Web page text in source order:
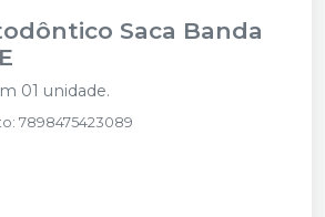
Saca Banda
01 unidade.
: 7898475423089